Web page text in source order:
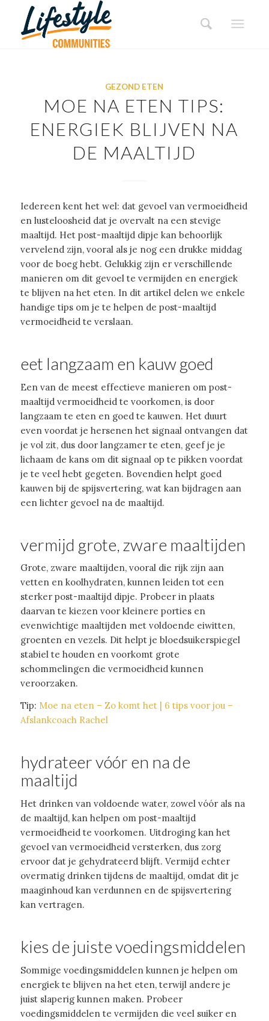
GEZOND ETEN
MOE NA ETEN TIPS:
ENERGIEK BLIJVEN NA
DE MAALTIJD
Iedereen kent het wel: dat gevoel van vermoeidheid
en lusteloosheid dat je overvalt na een stevige
maaltijd. Het post-maaltijd dipje kan behoorlijk
vervelend zijn, vooral als je nog een drukke middag
voor de boeg hebt. Gelukkig zijn er verschillende
manieren om dit gevoel te vermijden en energiek
te blijven na het eten. In dit artikel delen we enkele
handige tips om je te helpen de post-maaltijd
vermoeidheid te verslaan.
eet langzaam en kauw goed
Een van de meest effectieve manieren om post-
maaltijd vermoeidheid te voorkomen, is door
langzaam te eten en goed te kauwen. Het duurt
even voordat je hersenen het signaal ontvangen dat
je vol zit, dus door langzamer te eten, geef je je
lichaam de kans om dit signaal op te pikken voordat
je te veel hebt gegeten. Bovendien helpt goed
kauwen bij de spijsvertering, wat kan bijdragen aan
een lichter gevoel na de maaltijd.
vermijd grote, zware maaltijden
Grote, zware maaltijden, vooral die rijk zijn aan
vetten en koolhydraten, kunnen leiden tot een
sterker post-maaltijd dipje. Probeer in plaats
daarvan te kiezen voor kleinere porties en
evenwichtige maaltijden met voldoende eiwitten,
groenten en vezels. Dit helpt je bloedsuikerspiegel
stabiel te houden en voorkomt grote
schommelingen die vermoeidheid kunnen
veroorzaken.
Tip: Moe na eten – Zo komt het | 6 tips voor jou –
Afslankcoach Rachel
hydrateer vóór en na de
maaltijd
Het drinken van voldoende water, zowel vóór als na
de maaltijd, kan helpen om post-maaltijd
vermoeidheid te voorkomen. Uitdroging kan het
gevoel van vermoeidheid versterken, dus zorg
ervoor dat je gehydrateerd blijft. Vermijd echter
overmatig drinken tijdens de maaltijd, omdat dit je
maaginhoud kan verdunnen en de spijsvertering
kan vertragen.
kies de juiste voedingsmiddelen
Sommige voedingsmiddelen kunnen je helpen om
energiek te blijven na het eten, terwijl andere je
juist slaperig kunnen maken. Probeer
voedingsmiddelen te vermijden die veel suiker en